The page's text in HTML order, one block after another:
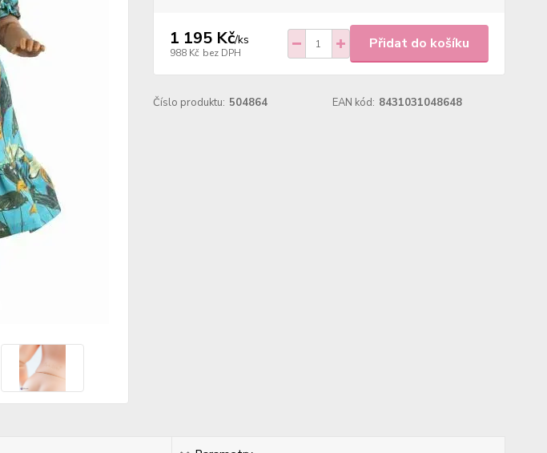
1 195 Kč/ks
988 Kč bez DPH
Přidat do košíku
Číslo produktu: 504864 EAN kód: 8431031048648